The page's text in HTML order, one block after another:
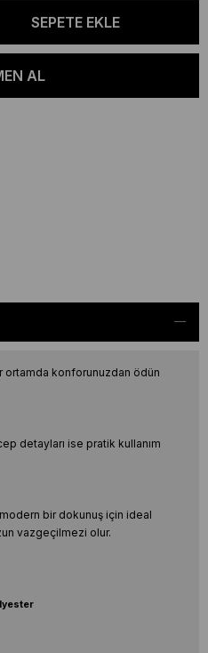
ortamda konforunuzdan ödün
detayları ise pratik kullanım
bir dokunuş için ideal
vazgeçilmezi olur.